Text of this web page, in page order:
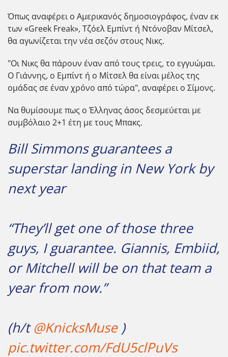
Όπως αναφέρει ο Αμερικανός δημοσιογράφος, έναν εκ
των «Greek Freak», Τζόελ Εμπίντ ή Ντόνοβαν Μίτσελ,
θα αγωνίζεται την νέα σεζόν στους Νικς.
"Οι Νικς θα πάρουν έναν από τους τρεις, το εγγυώμαι.
Ο Γιάννης, ο Εμπίντ ή ο Μίτσελ θα είναι μέλος της
ομάδας σε έναν χρόνο από τώρα", αναφέρει ο Σίμονς.
Να θυμίσουμε πως ο Έλληνας άσος δεσμεύεται με
συμβόλαιο 2+1 έτη με τους Μπακς.
Bill Simmons guarantees a
superstar landing in New York by
next year
“They’ll get one of those three
guys, I guarantee. Giannis, Embiid,
or Mitchell will be on that team a
year from now.”
(h/t@KnicksMuse)
pic.twitter.com/FdU5clPuVs